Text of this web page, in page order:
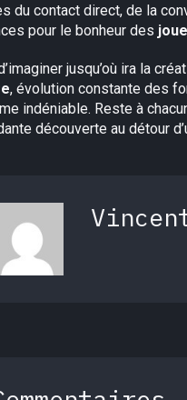
du contact direct, de la
pour le bonheur des
jusqu’où ira la
, évolution constante des
indéniable. Reste à
découverte au détour